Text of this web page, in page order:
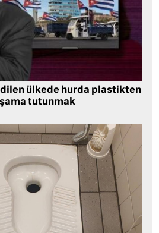
ülkede hurda plastikten
tutunmak